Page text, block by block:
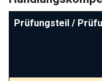
Prüfungsteil /